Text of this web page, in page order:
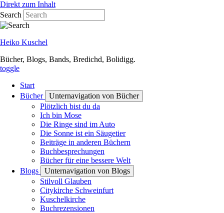
Direkt zum Inhalt
Search
Heiko Kuschel
Bücher, Blogs, Bands, Bredichd, Bolidigg.
toggle
Start
Bücher
Unternavigation von Bücher
Plötzlich bist du da
Ich bin Mose
Die Ringe sind im Auto
Die Sonne ist ein Säugetier
Beiträge in anderen Büchern
Buchbesprechungen
Bücher für eine bessere Welt
Blogs
Unternavigation von Blogs
Stilvoll Glauben
Citykirche Schweinfurt
Kuschelkirche
Buchrezensionen